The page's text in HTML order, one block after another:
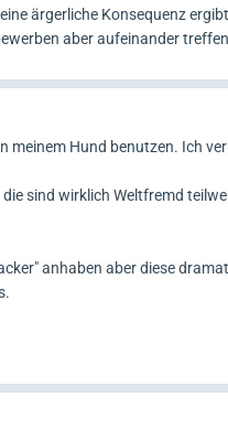
ärgerliche Konsequenz ergibt
aber aufeinander
meinem Hund benutzen. Ich
sind wirklich Weltfremd
anhaben aber diese